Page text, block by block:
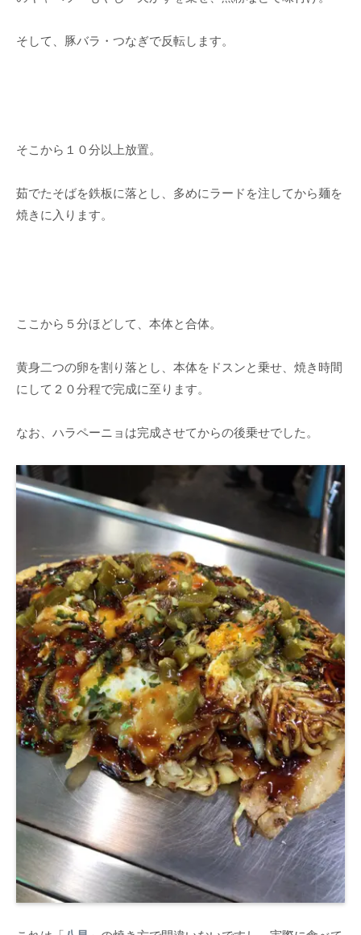
そして、豚バラ・つなぎで反転します。
そこから１０分以上放置。
茹でたそばを鉄板に落とし、多めにラードを注してから麺を
焼きに入ります。
ここから５分ほどして、本体と合体。
黄身二つの卵を割り落とし、本体をドスンと乗せ、焼き時間
にして２０分程で完成に至ります。
なお、ハラペーニョは完成させてからの後乗せでした。